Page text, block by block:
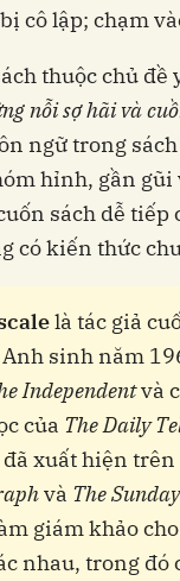
cô lập; chạm
thuộc chủ đề
nỗi sợ hãi và
ngữ trong
hỉnh, gần gũi
sách dễ tiếp
có kiến thức
là tác giả
sinh năm
Independentvà
của The Daily
xuất hiện trên
và The
giám khảo
nhau, trong đó